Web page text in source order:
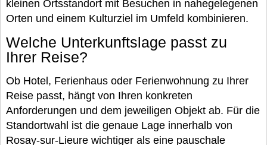
kleinen Ortsstandort mit Besuchen in nahegelegenen
Orten und einem Kulturziel im Umfeld kombinieren.
Welche Unterkunftslage passt zu
Ihrer Reise?
Ob Hotel, Ferienhaus oder Ferienwohnung zu Ihrer
Reise passt, hängt von Ihren konkreten
Anforderungen und dem jeweiligen Objekt ab. Für die
Standortwahl ist die genaue Lage innerhalb von
Rosay-sur-Lieure wichtiger als eine pauschale